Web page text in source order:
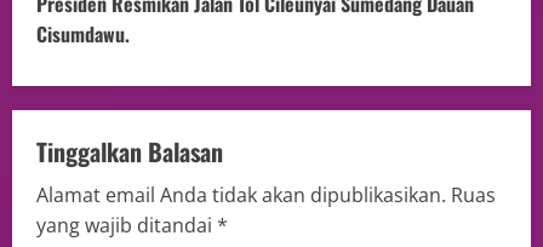
Cisumdawu.
Tinggalkan Balasan
Alamat email Anda tidak akan dipublikasikan. Ruas
yang wajib ditandai *